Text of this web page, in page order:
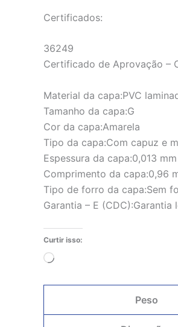
Certificados:
36249
Certificado de Aprovação –
Material da capa:PVC
Tamanho da capa:G
Cor da capa:Amarela
Tipo da capa:Com capuz e
Espessura da capa:0,013 mm
Comprimento da capa:0,96
Tipo de forro da capa:Sem
Garantia – E (CDC):Garantia
Curtir isso:
Carregando...
Peso